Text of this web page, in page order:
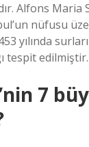
Alfons Maria
nüfusu
yılında
tespit edilmiştir.
7